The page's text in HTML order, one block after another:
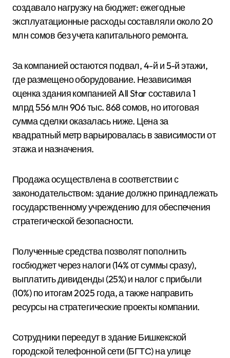
создавало нагрузку на бюджет: ежегодные
эксплуатационные расходы составляли около 20
млн сомов без учета капитального ремонта.
За компанией остаются подвал, 4-й и 5-й этажи,
где размещено оборудование. Независимая
оценка здания компанией All Star составила 1
млрд 556 млн 906 тыс. 868 сомов, но итоговая
сумма сделки оказалась ниже. Цена за
квадратный метр варьировалась в зависимости от
этажа и назначения.
Продажа осуществлена в соответствии с
законодательством: здание должно принадлежать
государственному учреждению для обеспечения
стратегической безопасности.
Полученные средства позволят пополнить
госбюджет через налоги (14% от суммы сразу),
выплатить дивиденды (25%) и налог с прибыли
(10%) по итогам 2025 года, а также направить
ресурсы на стратегические проекты компании.
Сотрудники переедут в здание Бишкекской
городской телефонной сети (БГТС) на улице